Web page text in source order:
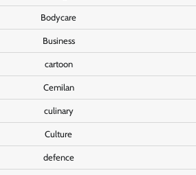
Bodycare
Business
cartoon
Cemilan
culinary
Culture
defence